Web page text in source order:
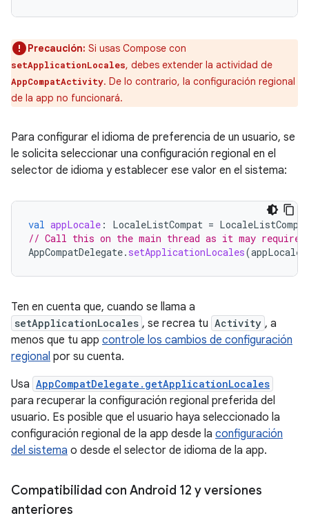
Precaución: Si usas Compose con
setApplicationLocales, debes extender la actividad de
AppCompatActivity. De lo contrario, la configuración regional
de la app no funcionará.
Para configurar el idioma de preferencia de un usuario, se
le solicita seleccionar una configuración regional en el
selector de idioma y establecer ese valor en el sistema:
val appLocale : LocaleListCompat = LocaleListCompat
// Call this on the main thread as it may
AppCompatDelegate. setApplicationLocales(appLocale
Ten en cuenta que, cuando se llama a
setApplicationLocales , se recrea tu Activity , a
menos que tu app controle los cambios de configuración
regional por su cuenta.
Usa AppCompatDelegate.getApplicationLocales
para recuperar la configuración regional preferida del
usuario. Es posible que el usuario haya seleccionado la
configuración regional de la app desde la configuración
del sistema o desde el selector de idioma de la app.
Compatibilidad con Android 12 y versiones
anteriores